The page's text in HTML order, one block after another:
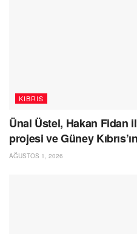
KIBRIS
Ünal Üstel, Hakan Fidan
projesi ve Güney
AĞUSTOS 1, 2026